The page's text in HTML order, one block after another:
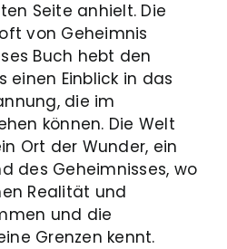
Seite anhielt. Die
von Geheimnis
Buch hebt den
einen Einblick in das
die im
können. Die Welt
Ort der Wunder, ein
des Geheimnisses, wo
Realität und
und die
Grenzen kennt.